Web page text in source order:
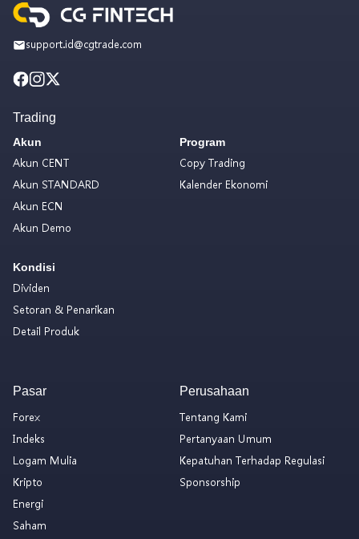
support.id@cgtrade.com
Trading
Akun
Akun CENT
Akun STANDARD
Akun ECN
Akun Demo
Kondisi
Dividen
Setoran & Penarikan
Detail Produk
Program
Copy Trading
Kalender Ekonomi
Pasar
Forex
Indeks
Logam Mulia
Kripto
Energi
Saham
Perusahaan
Tentang Kami
Pertanyaan Umum
Kepatuhan Terhadap Regulasi
Sponsorship